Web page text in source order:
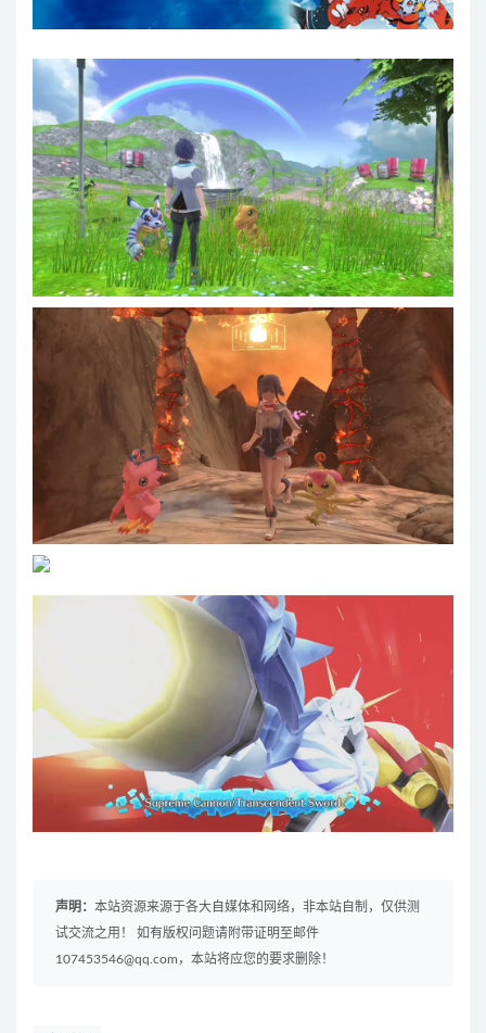
声明： 本站资源来源于各大自媒体和网络，非本站自制，仅供测
试交流之用！ 如有版权问题请附带证明至邮件
107453546@qq.com，本站将应您的要求删除！